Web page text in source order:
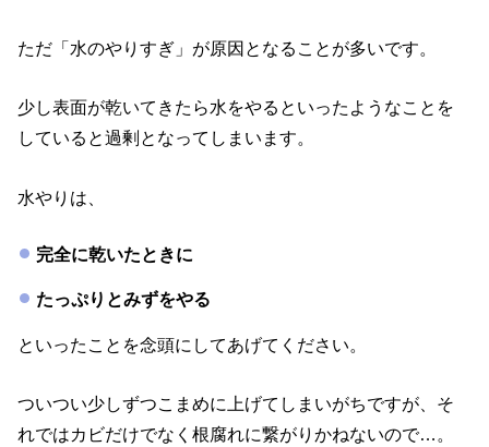
ただ「水のやりすぎ」が原因となることが多いです。
少し表面が乾いてきたら水をやるといったようなことを
していると過剰となってしまいます。
水やりは、
完全に乾いたときに
たっぷりとみずをやる
といったことを念頭にしてあげてください。
ついつい少しずつこまめに上げてしまいがちですが、そ
れではカビだけでなく根腐れに繋がりかねないので…。